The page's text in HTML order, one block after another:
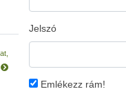
Jelszó
Emlékezz rám!